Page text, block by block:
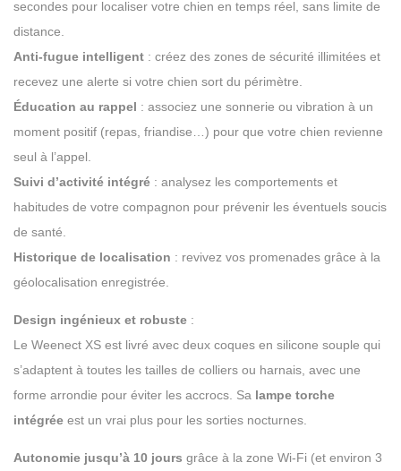
secondes pour localiser votre chien en temps réel, sans limite de
distance.
Anti-fugue intelligent : créez des zones de sécurité illimitées et
recevez une alerte si votre chien sort du périmètre.
Éducation au rappel : associez une sonnerie ou vibration à un
moment positif (repas, friandise…) pour que votre chien revienne
seul à l’appel.
Suivi d’activité intégré : analysez les comportements et
habitudes de votre compagnon pour prévenir les éventuels soucis
de santé.
Historique de localisation : revivez vos promenades grâce à la
géolocalisation enregistrée.
Design ingénieux et robuste :
Le Weenect XS est livré avec deux coques en silicone souple qui
s’adaptent à toutes les tailles de colliers ou harnais, avec une
forme arrondie pour éviter les accrocs. Sa lampe torche
intégrée est un vrai plus pour les sorties nocturnes.
Autonomie jusqu’à 10 jours grâce à la zone Wi-Fi (et environ 3